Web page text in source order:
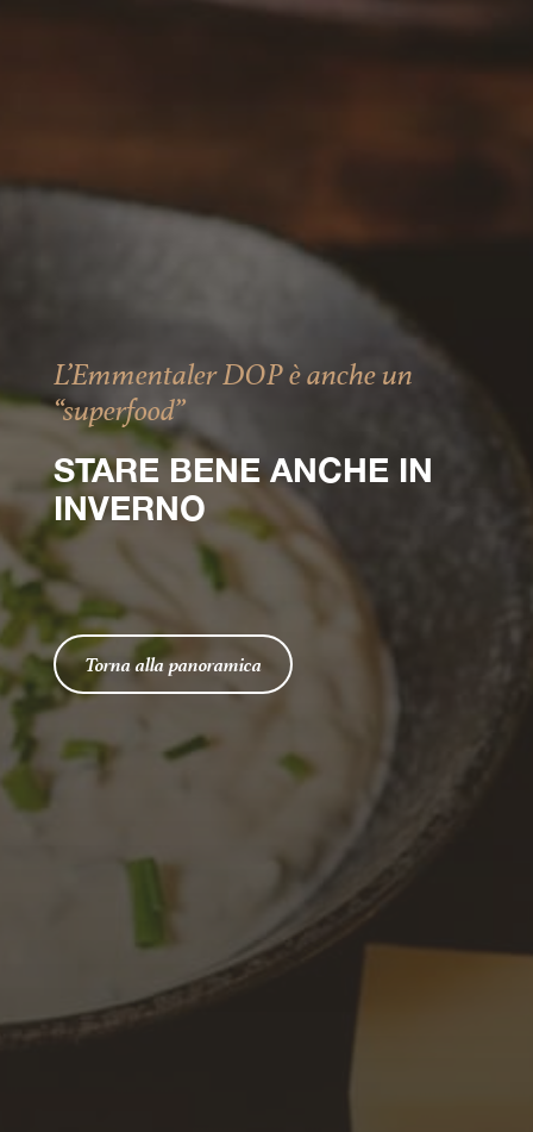
L’Emmentaler DOP è anche un
“superfood”
STARE BENE ANCHE IN
INVERNO
Torna alla panoramica